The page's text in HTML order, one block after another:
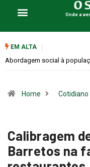
Onde a
EM ALTA Cemitérios
Barretos na
restaurantes